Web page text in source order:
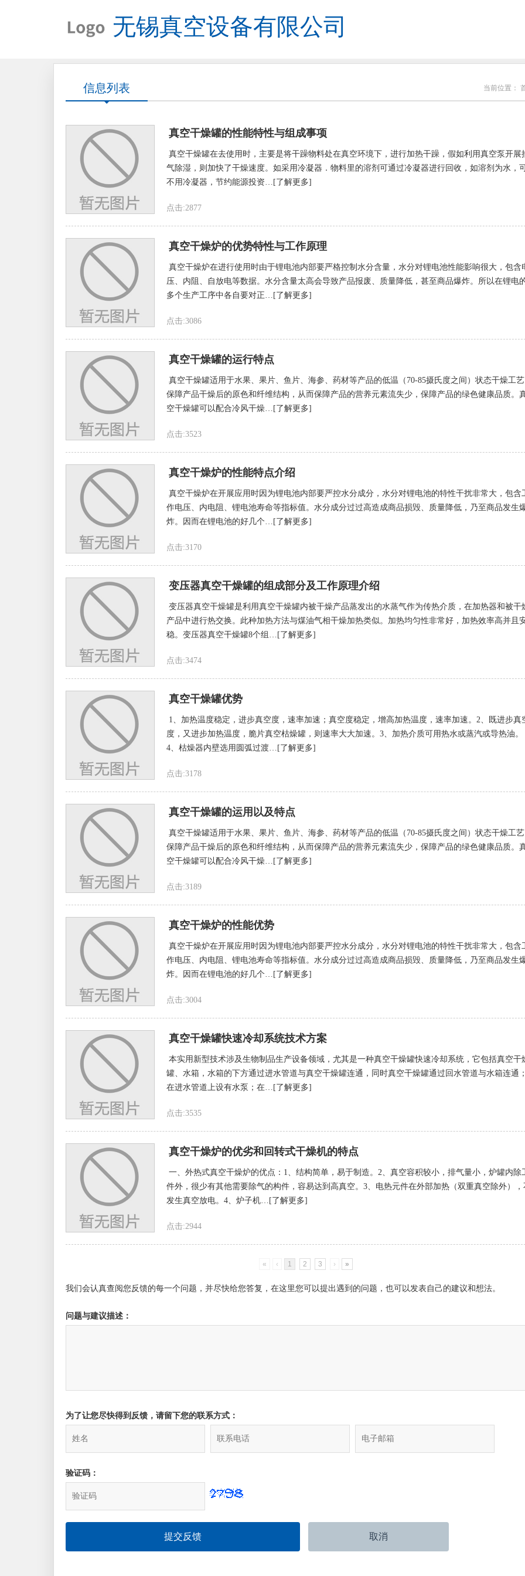
无锡真空设备有限公司
信息列表 当前位置：
真空干燥罐的性能特性与组成事项
真空干燥罐在去使用时，主要是将干躁物料处在真空环境下，进行加热干躁，假如利用真空泵开展
气除湿，则加快了干燥速度。如采用冷凝器．物料里的溶剂可通过冷凝器进行回收，如溶剂为水，
不用冷凝器，节约能源投资…[了解更多]
点击:2877
真空干燥炉的优势特性与工作原理
真空干燥炉在进行使用时由于锂电池内部要严格控制水分含量，水分对锂电池性能影响很大，包含
压、内阻、自放电等数据。水分含量太高会导致产品报废、质量降低，甚至商品爆炸。所以在锂电
多个生产工序中各自要对正…[了解更多]
点击:3086
真空干燥罐的运行特点
真空干燥罐适用于水果、果片、鱼片、海参、药材等产品的低温（70-85摄氏度之间）状态干燥工艺
保障产品干燥后的原色和纤维结构，从而保障产品的营养元素流失少，保障产品的绿色健康品质。
空干燥罐可以配合冷风干燥…[了解更多]
点击:3523
真空干燥炉的性能特点介绍
真空干燥炉在开展应用时因为锂电池内部要严控水分成分，水分对锂电池的特性干扰非常大，包含
作电压、内电阻、锂电池寿命等指标值。水分成分过过高造成商品损毁、质量降低，乃至商品发生
炸。因而在锂电池的好几个…[了解更多]
点击:3170
变压器真空干燥罐的组成部分及工作原理介绍
变压器真空干燥罐是利用真空干燥罐内被干燥产品蒸发出的水蒸气作为传热介质，在加热器和被干
产品中进行热交换。此种加热方法与煤油气相干燥加热类似。加热均匀性非常好，加热效率高并且
稳。变压器真空干燥罐8个组…[了解更多]
点击:3474
真空干燥罐优势
1、加热温度稳定，进步真空度，速率加速；真空度稳定，增高加热温度，速率加速。2、既进步真
度，又进步加热温度，脆片真空枯燥罐，则速率大大加速。3、加热介质可用热水或蒸汽或导热油。
4、枯燥器内壁选用圆弧过渡…[了解更多]
点击:3178
真空干燥罐的运用以及特点
真空干燥罐适用于水果、果片、鱼片、海参、药材等产品的低温（70-85摄氏度之间）状态干燥工艺
保障产品干燥后的原色和纤维结构，从而保障产品的营养元素流失少，保障产品的绿色健康品质。
空干燥罐可以配合冷风干燥…[了解更多]
点击:3189
真空干燥炉的性能优势
真空干燥炉在开展应用时因为锂电池内部要严控水分成分，水分对锂电池的特性干扰非常大，包含
作电压、内电阻、锂电池寿命等指标值。水分成分过过高造成商品损毁、质量降低，乃至商品发生
炸。因而在锂电池的好几个…[了解更多]
点击:3004
真空干燥罐快速冷却系统技术方案
本实用新型技术涉及生物制品生产设备领域，尤其是一种真空干燥罐快速冷却系统，它包括真空干
罐、水箱，水箱的下方通过进水管道与真空干燥罐连通，同时真空干燥罐通过回水管道与水箱连通；
在进水管道上设有水泵；在…[了解更多]
点击:3535
真空干燥炉的优劣和回转式干燥机的特点
一、外热式真空干燥炉的优点：1、结构简单，易于制造。2、真空容积较小，排气量小，炉罐内除
件外，很少有其他需要除气的构件，容易达到高真空。3、电热元件在外部加热（双重真空除外），
发生真空放电。4、炉子机…[了解更多]
点击:2944
« ‹ 1 2 3 › »
我们会认真查阅您反馈的每一个问题，并尽快给您答复，在这里您可以提出遇到的问题，也可以发表自己的建议和想法。
问题与建议描述：
为了让您尽快得到反馈，请留下您的联系方式：
验证码：